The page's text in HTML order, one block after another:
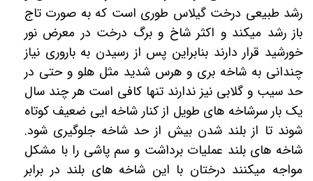
رشد طبیعی درخت گیلاس طوری است که به صورت تاج
باز رشد میکند و اکثر شاخ و برگ درخت در معرض نور
خورشید قرار دارند بنابراین پس از رسیدن به باروری نیاز
چندانی به شاخه بری و هرس شدید مثل هلو و حتی در
حد سیب و گلابی نیز ندارند تنها کافی است هر چند سال
یک بار سرشاخه های طویل از کنار شاخه ایی ضعیف کوتاه
شوند تا از بلند شدن بیش از حد شاخه جلوگیری شود.
شاخه های بلند عملیات برداشت و سم پاشی را با مشکل
مواجه میکنند درختان با این شاخه های بلند در برابر